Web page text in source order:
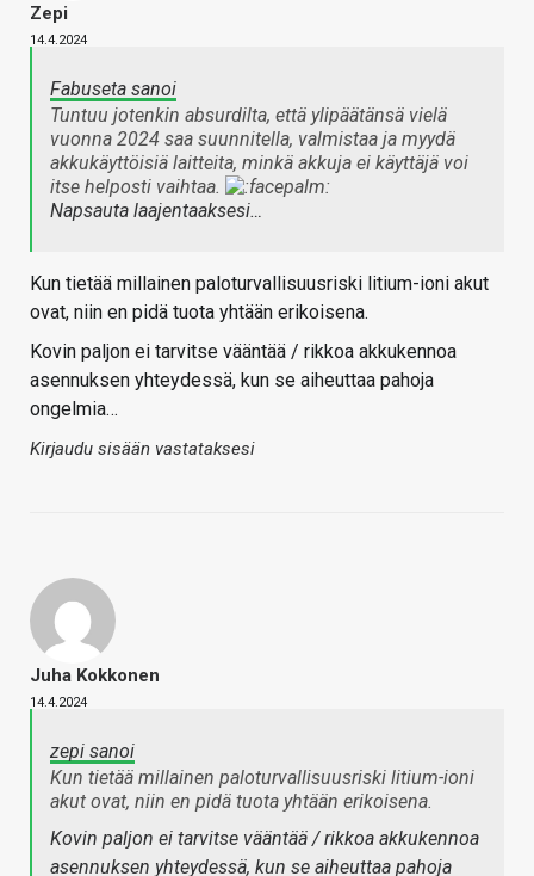
Zepi
14.4.2024
Fabuseta sanoi
Tuntuu jotenkin absurdilta, että ylipäätänsä vielä
vuonna 2024 saa suunnitella, valmistaa ja myydä
akkukäyttöisiä laitteita, minkä akkuja ei käyttäjä voi
itse helposti vaihtaa.
Napsauta laajentaaksesi…
Kun tietää millainen paloturvallisuusriski litium-ioni akut
ovat, niin en pidä tuota yhtään erikoisena.
Kovin paljon ei tarvitse vääntää / rikkoa akkukennoa
asennuksen yhteydessä, kun se aiheuttaa pahoja
ongelmia…
Kirjaudu sisään vastataksesi
Juha Kokkonen
14.4.2024
zepi sanoi
Kun tietää millainen paloturvallisuusriski litium-ioni
akut ovat, niin en pidä tuota yhtään erikoisena.
Kovin paljon ei tarvitse vääntää / rikkoa akkukennoa
asennuksen yhteydessä, kun se aiheuttaa pahoja